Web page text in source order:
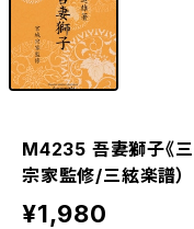
M4235 吾妻獅子《三
宗家監修/三絃楽譜）
¥1,980